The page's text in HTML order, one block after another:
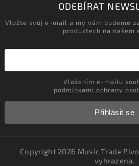
ODEBÍRAT
Vložte svůj e-mail a my vám budeme
produktech na našem
podmínkami ochrany
Přihlásit se
Copyright 2026 Music Trade
vyhrazena.